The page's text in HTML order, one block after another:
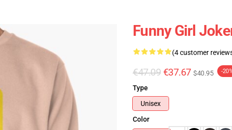
Funny Girl
(4 customer
€47.09 €37.67 $40.95 -
Type
Unisex
Color